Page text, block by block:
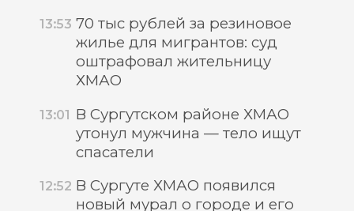
13:53 70 тыс рублей за резиновое
жилье для мигрантов: суд
оштрафовал жительницу
ХМАО
13:01 В Сургутском районе ХМАО
утонул мужчина — тело ищут
спасатели
12:52 В Сургуте ХМАО появился
новый мурал о городе и его